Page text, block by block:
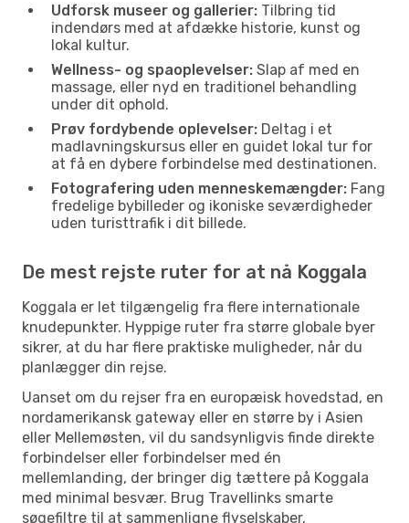
Udforsk museer og gallerier: Tilbring tid
indendørs med at afdække historie, kunst og
lokal kultur.
Wellness- og spaoplevelser: Slap af med en
massage, eller nyd en traditionel behandling
under dit ophold.
Prøv fordybende oplevelser: Deltag i et
madlavningskursus eller en guidet lokal tur for
at få en dybere forbindelse med destinationen.
Fotografering uden menneskemængder: Fang
fredelige bybilleder og ikoniske seværdigheder
uden turisttrafik i dit billede.
De mest rejste ruter for at nå Koggala
Koggala er let tilgængelig fra flere internationale
knudepunkter. Hyppige ruter fra større globale byer
sikrer, at du har flere praktiske muligheder, når du
planlægger din rejse.
Uanset om du rejser fra en europæisk hovedstad, en
nordamerikansk gateway eller en større by i Asien
eller Mellemøsten, vil du sandsynligvis finde direkte
forbindelser eller forbindelser med én
mellemlanding, der bringer dig tættere på Koggala
med minimal besvær. Brug Travellinks smarte
søgefiltre til at sammenligne flyselskaber,